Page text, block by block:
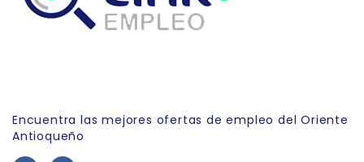
Encuentra las mejores ofertas de empleo del Oriente
Antioqueño